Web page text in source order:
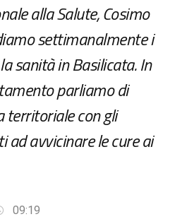
alla Salute, Cosimo
settimanalmente i
sanità in Basilicata. In
parliamo di
territoriale con gli
avvicinare le cure ai
09:19